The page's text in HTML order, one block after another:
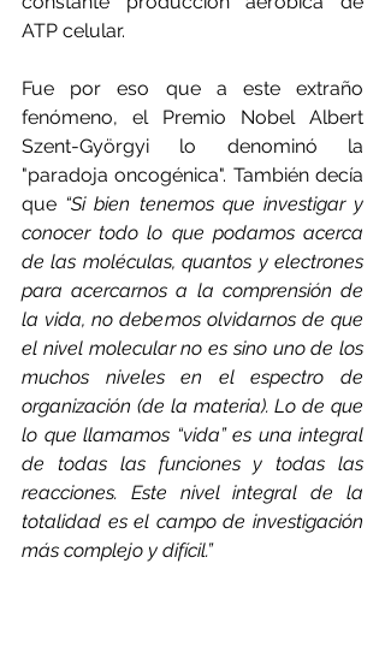
ATP celular.
Fue por eso que a este extraño
fenómeno, el Premio Nobel Albert
Szent-Györgyi lo denominó la
"paradoja oncogénica". También decía
que “Si bien tenemos que investigar y
conocer todo lo que podamos acerca
de las moléculas, quantos y electrones
para acercarnos a la comprensión de
la vida, no debemos olvidarnos de que
el nivel molecular no es sino uno de los
muchos niveles en el espectro de
organización (de la materia). Lo de que
lo que llamamos “vida” es una integral
de todas las funciones y todas las
reacciones. Este nivel integral de la
totalidad es el campo de investigación
más complejo y difícil.”